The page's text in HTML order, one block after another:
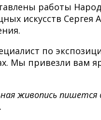
работы
искусств Сергея
по
Мы привезли вам
живопись